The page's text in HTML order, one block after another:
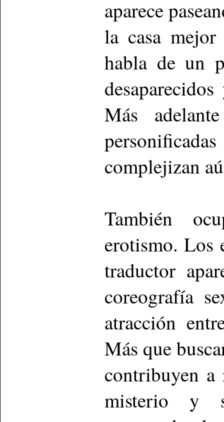
aparece
la casa
habla de un
Más
complejizan
También
erotismo. Los
traductor
coreografía
atracción
Más que
contribuyen a
misterio y